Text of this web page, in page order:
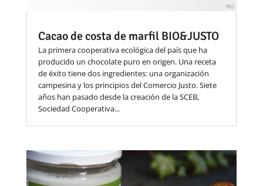
Cacao de costa de marfil BIO&JUSTO
La primera cooperativa ecológica del país que ha
producido un chocolate puro en origen. Una receta
de éxito tiene dos ingredientes: una organización
campesina y los principios del Comercio Justo. Siete
años han pasado desde la creación de la SCEB,
Sociedad Cooperativa...